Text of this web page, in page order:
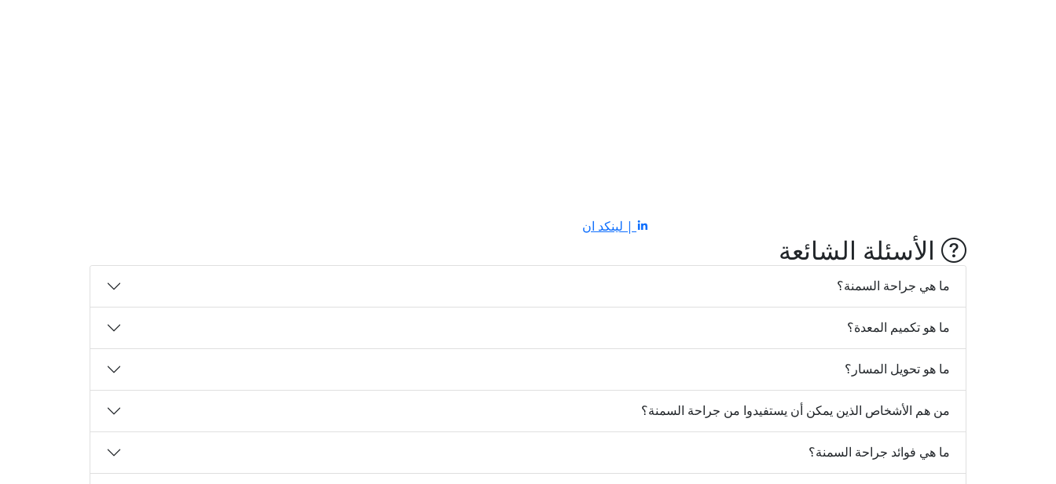
| لينكد ان
الأسئلة الشائعة
ما هي جراحة السمنة؟
ما هو تكميم المعدة؟
ما هو تحويل المسار؟
من هم الأشخاص الذين يمكن أن يستفيدوا من جراحة السمنة؟
ما هي فوائد جراحة السمنة؟